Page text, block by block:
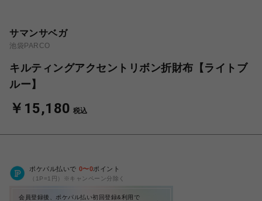
サマンサベガ
池袋PARCO
キルティングアクセントリボン折財布【ライトブ
ルー】
￥15,180 税込
ポケパル払いで 0〜0ポイント
（1P=1円）※キャンペーン分除く
会員登録後、ポケパル払い初回登録&利用で